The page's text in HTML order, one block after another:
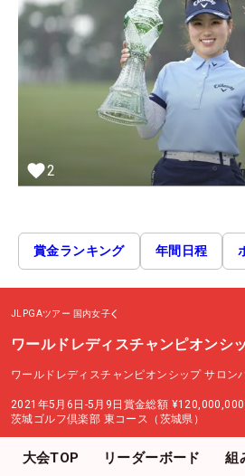
2
賞金ランキング 年間日程
JLPGAツアー 国内女子
ワールドレディスチャンピオンシ
ワールドレディスチャンピオンシップ サロン
2021年5月6日-5月9日 賞金総額 ¥120,000,000
茨城ゴルフ倶楽部 東コース（茨城県）
大会TOP リーダーボード 組